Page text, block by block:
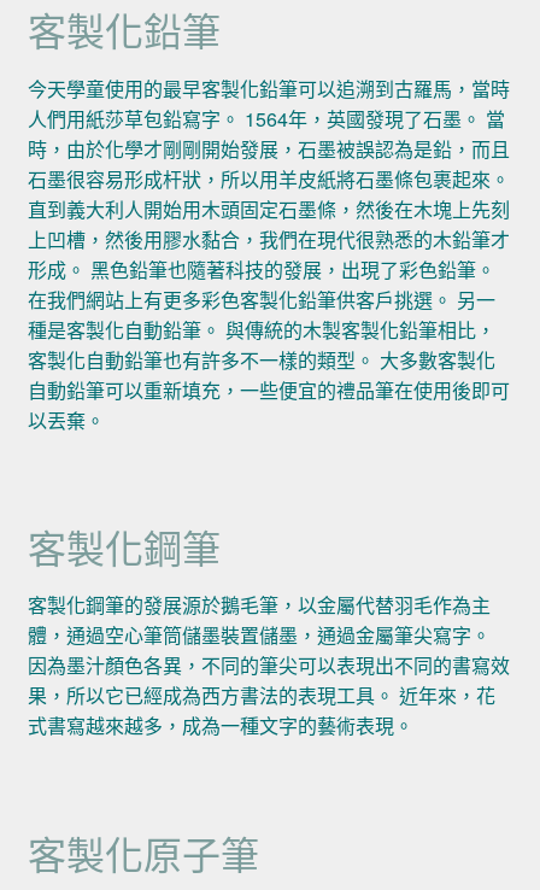
客製化鉛筆
今天學童使用的最早客製化鉛筆可以追溯到古羅馬，當時
人們用紙莎草包鉛寫字。 1564年，英國發現了石墨。 當
時，由於化學才剛剛開始發展，石墨被誤認為是鉛，而且
石墨很容易形成杆狀，所以用羊皮紙將石墨條包裹起來。
直到義大利人開始用木頭固定石墨條，然後在木塊上先刻
上凹槽，然後用膠水黏合，我們在現代很熟悉的木鉛筆才
形成。 黑色鉛筆也隨著科技的發展，出現了彩色鉛筆。
在我們網站上有更多彩色客製化鉛筆供客戶挑選。 另一
種是客製化自動鉛筆。 與傳統的木製客製化鉛筆相比，
客製化自動鉛筆也有許多不一樣的類型。 大多數客製化
自動鉛筆可以重新填充，一些便宜的禮品筆在使用後即可
以丟棄。
客製化鋼筆
客製化鋼筆的發展源於鵝毛筆，以金屬代替羽毛作為主
體，通過空心筆筒儲墨裝置儲墨，通過金屬筆尖寫字。
因為墨汁顏色各異，不同的筆尖可以表現出不同的書寫效
果，所以它已經成為西方書法的表現工具。 近年來，花
式書寫越來越多，成為一種文字的藝術表現。
客製化原子筆